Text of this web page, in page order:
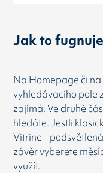
Jak to fugnuje
Na Homepage či
vyhledávacího pole
zajímá. Ve druhé
hledáte. Jestli
Vitrine -
závěr vyberete
využít.